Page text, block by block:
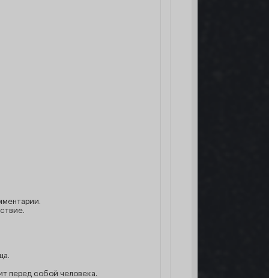
перед собой человека.